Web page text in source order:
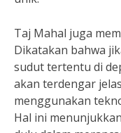
Taj Mahal juga
Dikatakan bahwa
sudut tertentu di
akan terdengar
menggunakan
Hal ini